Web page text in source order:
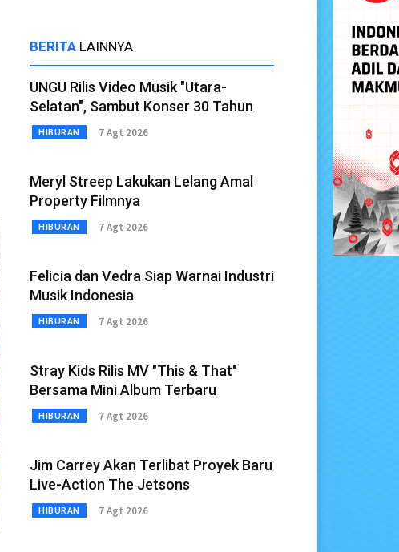
BERITA LAINNYA
UNGU Rilis Video Musik "Utara-
Selatan", Sambut Konser 30 Tahun
HIBURAN 7 Agt 2026
Meryl Streep Lakukan Lelang Amal
Property Filmnya
HIBURAN 7 Agt 2026
Felicia dan Vedra Siap Warnai Industri
Musik Indonesia
HIBURAN 7 Agt 2026
Stray Kids Rilis MV "This & That"
Bersama Mini Album Terbaru
HIBURAN 7 Agt 2026
Jim Carrey Akan Terlibat Proyek Baru
Live-Action The Jetsons
HIBURAN 7 Agt 2026